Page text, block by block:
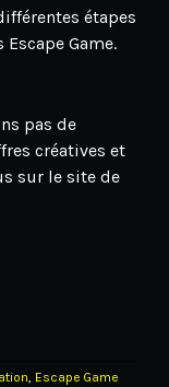
étapes
Game.
pas de
créatives et
sur le site de
Escape Game